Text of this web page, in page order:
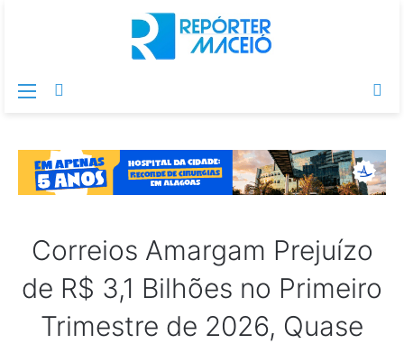
Menu
Correios Amargam Prejuízo
de R$ 3,1 Bilhões no Primeiro
Trimestre de 2026, Quase